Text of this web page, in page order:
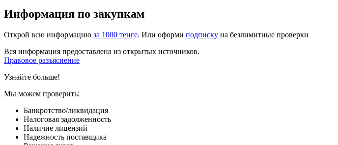
Информация по закупкам
Открой всю информацию за 1000 тенге. Или оформи подписку на безлимитные проверки
Вся информация предоставлена из открытых источников.
Правовое разъяснение
Узнайте больше!
Мы можем проверить:
Банкротство/ликвидация
Налоговая задолженность
Наличие лицензий
Надежность поставщика